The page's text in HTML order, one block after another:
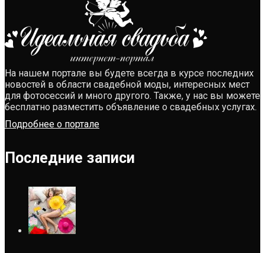
На нашем портале вы будете всегда в курсе последних
новостей в области свадебной моды, интересных мест
для фотосессий и много другого. Также, у нас вы можете
бесплатно разместить объявление о свадебных услугах.
Подробнее о портале
Последние записи